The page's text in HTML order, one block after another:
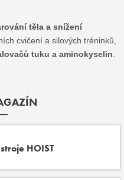
těla a snížení
cvičení a silových tréninků,
tuku a aminokyselin.
HOIST